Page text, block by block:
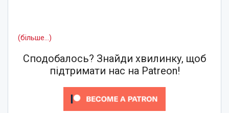
(більше…)
Сподобалось? Знайди хвилинку, щоб
підтримати нас на Patreon!